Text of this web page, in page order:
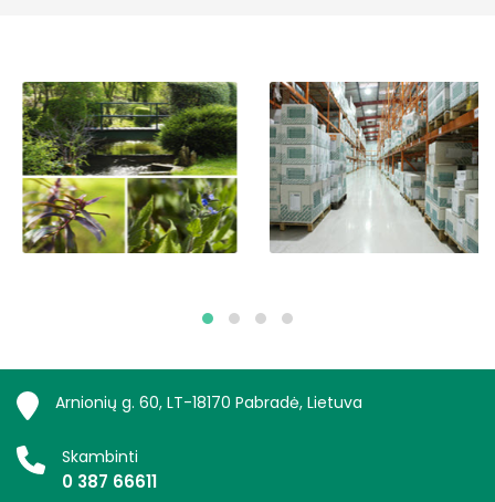
Arnionių g. 60, LT-18170 Pabradė, Lietuva
Skambinti
0 387 66611